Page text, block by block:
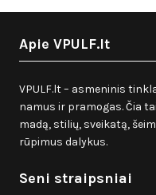
Apie VPULF.lt
VPULF.lt – asmeninis
namus ir pramogas. Čia
madą, stilių, sveikatą,
rūpimus dalykus.
Seni straipsniai